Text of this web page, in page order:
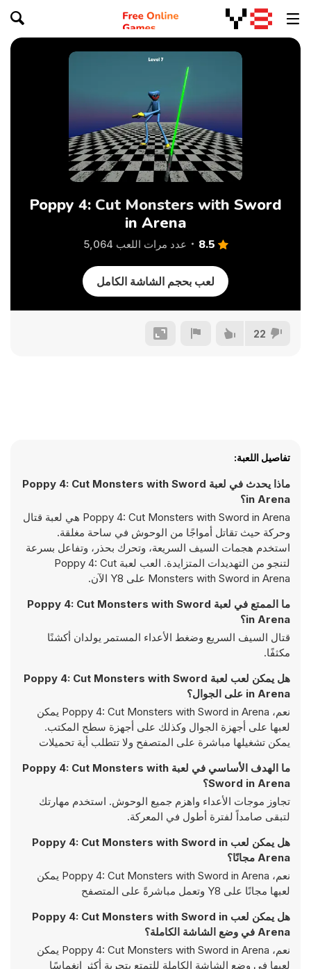
Poppy 4: Cut Monsters with Sword
in Arena
8.5 عدد مرات اللعب 5,064
لعب بحجم الشاشة الكامل
22
تفاصيل اللعبة:
ماذا يحدث في لعبة Poppy 4: Cut Monsters with Sword
in Arena؟
Poppy 4: Cut Monsters with Sword in Arena هي لعبة قتال
وحركة حيث تقاتل أمواجًا من الوحوش في ساحة مغلقة.
استخدم هجمات السيف السريعة، وتحرك بحذر، وتفاعل بسرعة
لتنجو من التهديدات المتزايدة. العب لعبة Poppy 4: Cut
Monsters with Sword in Arena على Y8 الآن.
ما الممتع في لعبة Poppy 4: Cut Monsters with Sword
in Arena؟
قتال السيف السريع وضغط الأعداء المستمر يولدان أكشنًا
مكثفًا.
هل يمكن لعب لعبة Poppy 4: Cut Monsters with Sword
in Arena على الجوال؟
نعم، Poppy 4: Cut Monsters with Sword in Arena يمكن
لعبها على أجهزة الجوال وكذلك على أجهزة سطح المكتب.
يمكن تشغيلها مباشرة على المتصفح ولا تتطلب أية تحميلات
ما الهدف الأساسي في لعبة Poppy 4: Cut Monsters with
Sword in Arena؟
تجاوز موجات الأعداء واهزم جميع الوحوش. استخدم مهارتك
لتبقى صامداً لفترة أطول في المعركة.
هل يمكن لعب Poppy 4: Cut Monsters with Sword in
Arena مجانًا؟
نعم، Poppy 4: Cut Monsters with Sword in Arena يمكن
لعبها مجانًا على Y8 وتعمل مباشرةً على المتصفح
هل يمكن لعب Poppy 4: Cut Monsters with Sword in
Arena في وضع الشاشة الكاملة؟
نعم، Poppy 4: Cut Monsters with Sword in Arena يمكن
لعبها في وضع الشاشة الكاملة للتمتع بتجربة أكثر انغماسًا